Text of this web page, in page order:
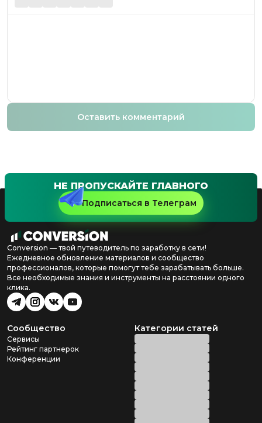
Оставить комментарий
НЕ ПРОПУСКАЙТЕ ГЛАВНОГО
Подписаться в Телеграм
Conversion — твой путеводитель по заработку в сети!
Ежедневное обновление материалов и сообщество
профессионалов, которые помогут тебе зарабатывать больше.
Все необходимые знания и инструменты на расстоянии одного
клика.
Сообщество
Сервисы
Рейтинг партнерок
Конференции
Категории статей